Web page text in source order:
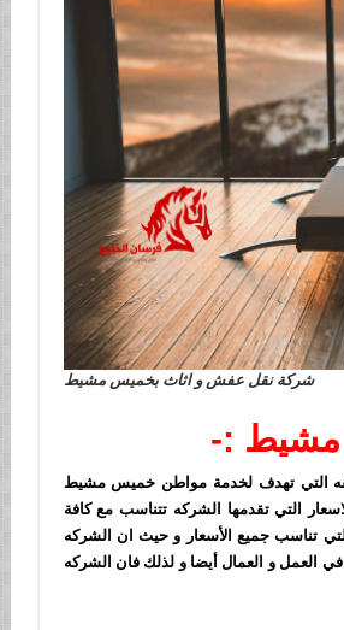
شركة نقل عفش و اثاث بخميس مشيط
مشيط :-
التي تهدف لخدمة مواطن خميس مشيط
التي تقدمها الشركه تتناسب مع كافة
تناسب جميع الأسعار و حيث ان الشركه
في العمل و العمال أيضا و لذلك فان الشركه